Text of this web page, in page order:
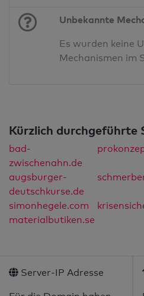
Unbekannte
Es wurden keine
Mechanismen im
Kürzlich durchgeführte
bad-
zwischenahn.de
augsburger-
deutschkurse.de
simonhegele.com
materialbutiken.se
Server-IP Adresse